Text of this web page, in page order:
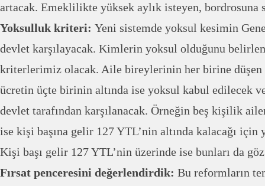
artacak. Emeklilikte yüksek aylık isteyen, bordrosuna
Yoksulluk kriteri: Yeni sistemde yoksul kesimin
devlet karşılayacak. Kimlerin yoksul olduğunu
kriterlerimiz olacak. Aile bireylerinin her birine düşen
ücretin üçte birinin altında ise yoksul kabul edilecek
devlet tarafından karşılanacak. Örneğin beş kişilik
ise kişi başına gelir 127 YTL’nin altında kalacağı
Kişi başı gelir 127 YTL’nin üzerinde ise bunları da
Fırsat penceresini değerlendirdik: Bu reformların